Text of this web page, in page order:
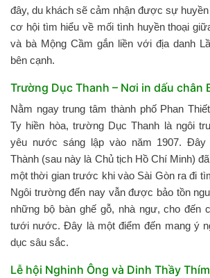
đây, du khách sẽ cảm nhận được sự
cơ hội tìm hiểu về mối tình huyền thoại
và bà Mộng Cầm gắn liền với địa danh
bên cạnh.
Trường Dục Thanh – Nơi in dấu chân
Nằm ngay trung tâm thành phố Phan
Ty hiền hòa, trường Dục Thanh là ngôi
yêu nước sáng lập vào năm 1907.
Thành (sau này là Chủ tịch Hồ Chí Minh)
một thời gian trước khi vào Sài Gòn ra đi
Ngôi trường đến nay vẫn được bảo tồn
những bộ bàn ghế gỗ, nhà ngư, cho đến
tưới nước. Đây là một điểm đến mang ý
dục sâu sắc.
Lễ hội Nghinh Ông và Dinh Thầy Thím